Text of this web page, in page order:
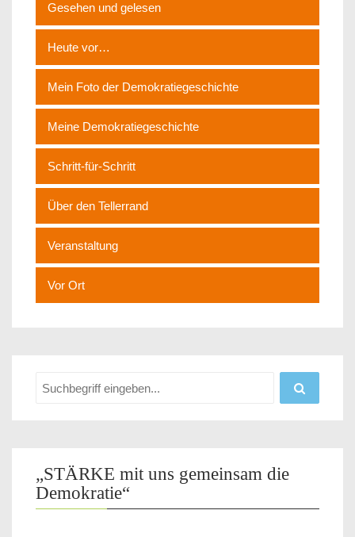
Gesehen und gelesen
Heute vor…
Mein Foto der Demokratiegeschichte
Meine Demokratiegeschichte
Schritt-für-Schritt
Über den Tellerrand
Veranstaltung
Vor Ort
„STÄRKE mit uns gemeinsam die
Demokratie“